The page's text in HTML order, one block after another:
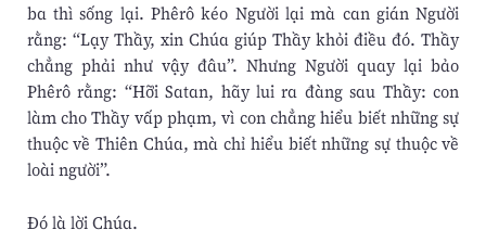
ba thì sống lại. Phêrô kéo Người lại mà can gián Người
rằng: “Lạy Thầy, xin Chúa giúp Thầy khỏi điều đó. Thầy
chẳng phải như vậy đâu”. Nhưng Người quay lại bảo
Phêrô rằng: “Hỡi Satan, hãy lui ra đàng sau Thầy: con
làm cho Thầy vấp phạm, vì con chẳng hiểu biết những sự
thuộc về Thiên Chúa, mà chỉ hiểu biết những sự thuộc về
loài người”.
Ðó là lời Chúa.